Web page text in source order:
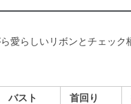
愛らしいリボンとチェック
バスト
首回り